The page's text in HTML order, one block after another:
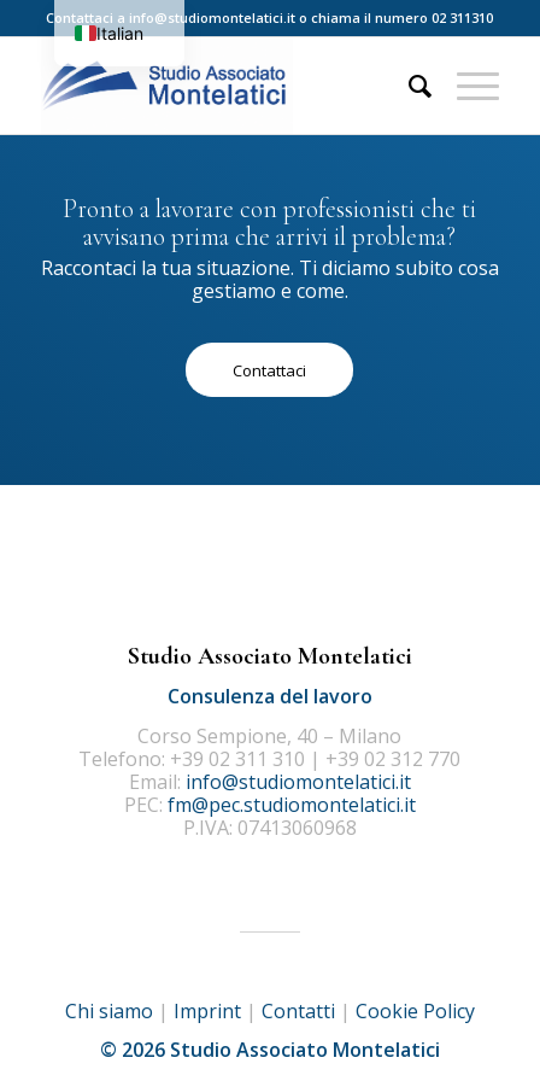
Contattaci a info@studiomontelatici.it o chiama il numero02 311310
Pronto a lavorare con professionisti che ti
avvisano prima che arrivi il problema?
Raccontaci la tua situazione. Ti diciamo subito cosa
gestiamo e come.
Contattaci
Studio Associato Montelatici
Consulenza del lavoro
Corso Sempione, 40 – Milano
Telefono: +39 02 311 310 | +39 02 312 770
Email: info@studiomontelatici.it
PEC: fm@pec.studiomontelatici.it
P.IVA: 07413060968
Chi siamo | Imprint| Contatti | Cookie Policy
© 2026 Studio Associato Montelatici
Italian
English